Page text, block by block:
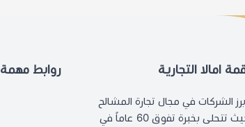
امالا التجارية
الشركات في مجال تجارة المشالح
والبشوت بمختلف أنواعها حيث تتحلى بخبرة تفوق 60 عاماً في
روابط مهمة